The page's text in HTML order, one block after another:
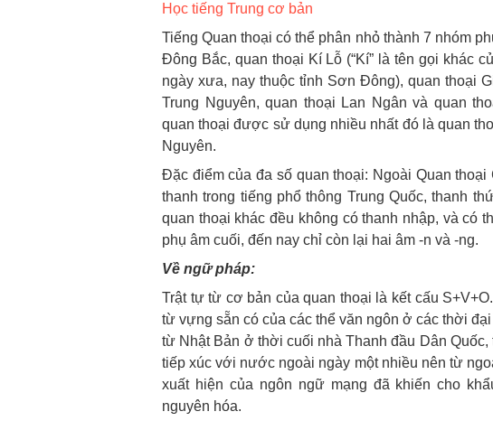
Học tiếng Trung cơ bản
Tiếng Quan thoại có thể phân nhỏ thành 7 nhóm
Đông Bắc, quan thoại Kí Lỗ (“Kí” là tên gọi khác
ngày xưa, nay thuộc tỉnh Sơn Đông), quan thoại
Trung Nguyên, quan thoại Lan Ngân và quan
quan thoại được sử dụng nhiều nhất đó là quan
Nguyên.
Đặc điểm của đa số quan thoại: Ngoài Quan
thanh trong tiếng phổ thông Trung Quốc, thanh
quan thoại khác đều không có thanh nhập, và có
phụ âm cuối, đến nay chỉ còn lại hai âm -n và -ng.
Về ngữ pháp:
Trật tự từ cơ bản của quan thoại là kết cấu
từ vựng sẵn có của các thể văn ngôn ở các thời
từ Nhật Bản ở thời cuối nhà Thanh đầu Dân
tiếp xúc với nước ngoài ngày một nhiều nên từ
xuất hiện của ngôn ngữ mạng đã khiến cho
nguyên hóa.